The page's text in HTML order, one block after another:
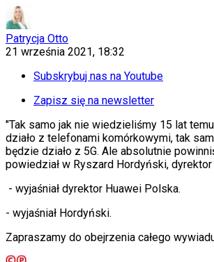
Auto
Aktualności
Auta ekologiczne
Automotive
Jednoślady
Drogi
Na wakacje
Paliwo
Porady
Premiery
Testy
Aktualności
Telewizja
Hity internetu
Edukacja
Patrycja Otto
21 września 2021, 18:32
Subskrybuj nas na Youtube
Zapisz się na newsletter
"Tak samo jak nie wiedzieliśmy 15 lat
działo z telefonami komórkowymi, tak
będzie działo z 5G. Ale absolutnie
powiedział w Ryszard Hordyński,
- wyjaśniał dyrektor Huawei Polska.
- wyjaśniał Hordyński.
Zapraszamy do obejrzenia całego